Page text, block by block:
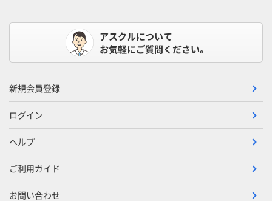
アスクルについて
お気軽にご質問ください。
新規会員登録
ログイン
ヘルプ
ご利用ガイド
お問い合わせ